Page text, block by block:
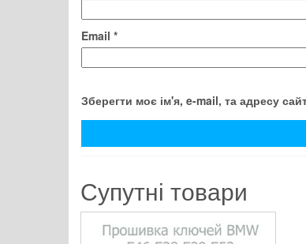
Email *
Зберегти моє ім'я, e-mail, та адресу
Супутні товари